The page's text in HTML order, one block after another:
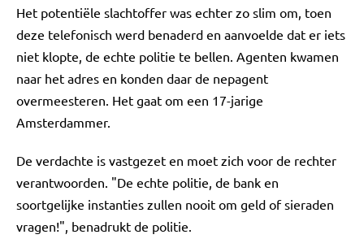
Het potentiële slachtoffer was echter zo slim om, toen
deze telefonisch werd benaderd en aanvoelde dat er iets
niet klopte, de echte politie te bellen. Agenten kwamen
naar het adres en konden daar de nepagent
overmeesteren. Het gaat om een 17-jarige
Amsterdammer.
De verdachte is vastgezet en moet zich voor de rechter
verantwoorden. "De echte politie, de bank en
soortgelijke instanties zullen nooit om geld of sieraden
vragen!", benadrukt de politie.